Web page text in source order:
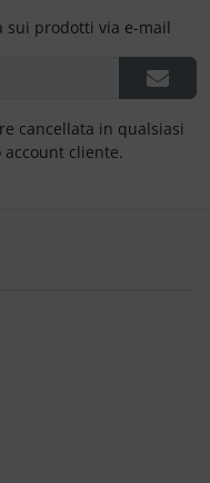
sui prodotti via e-mail
cancellata in qualsiasi
cliente.